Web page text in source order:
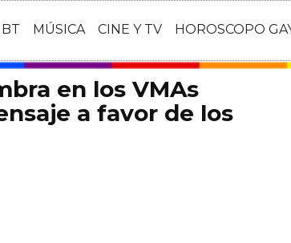
MÚSICA CINE Y TV HOROSCOPO
en los VMAs
a favor de los